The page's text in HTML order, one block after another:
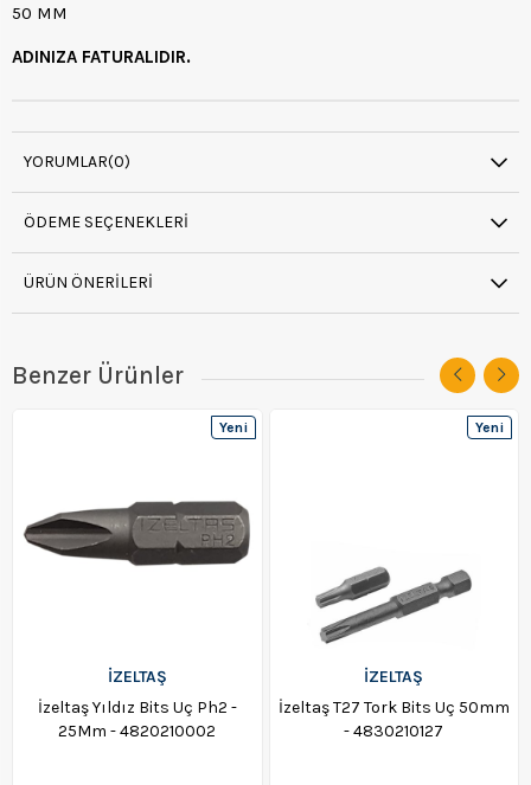
50 MM
ADINIZA FATURALIDIR.
YORUMLAR(0)
ÖDEME SEÇENEKLERI
ÜRÜN ÖNERILERI
Benzer Ürünler
İZELTAŞ
İzeltaş Yıldız Bits Uç Ph2 -
25Mm - 4820210002
Yeni
İZELTAŞ
İzeltaş T27 Tork Bits Uç 50mm
- 4830210127
Yeni